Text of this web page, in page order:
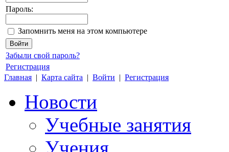
Пароль:
Запомнить меня на этом компьютере
Забыли свой пароль?
Регистрация
Главная | Карта сайта | Войти | Регистрация
Новости
Учебные занятия